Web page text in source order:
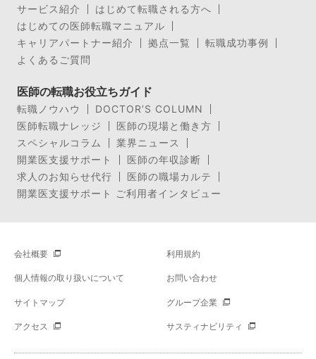
サービス紹介
はじめて転職される方へ
はじめての医師転職マニュアル
キャリアパートナー紹介
拠点一覧
転職成功事例
よくあるご質問
医師の転職お役立ちガイド
転職ノウハウ
DOCTOR’S COLUMN
医師転職ナレッジ
医師の現場と働き方
スペシャルコラム
業界ニュース
開業医支援サポート
医師の年収診断
求人のお知らせ代行
医師の職場カルテ
開業医支援サポート ご利用者インタビュー
会社概要 利用規約
個人情報の取り扱いについて お問い合わせ
サイトマップ グループ企業
アクセス サスティナビリティ